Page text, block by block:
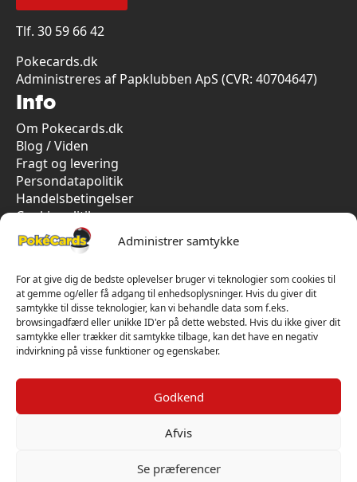
Administrer samtykke
For at give dig de bedste oplevelser bruger vi teknologier som cookies til
at gemme og/eller få adgang til enhedsoplysninger. Hvis du giver dit
samtykke til disse teknologier, kan vi behandle data som f.eks.
browsingadfærd eller unikke ID'er på dette websted. Hvis du ikke giver dit
samtykke eller trækker dit samtykke tilbage, kan det have en negativ
indvirkning på visse funktioner og egenskaber.
Godkend
Afvis
Se præferencer
Tlf. 30 59 66 42
Pokecards.dk
Administreres af Papklubben ApS (CVR: 40704647)
Info
Om Pokecards.dk
Blog / Viden
Fragt og levering
Persondatapolitik
Handelsbetingelser
Cookiepolitik
Vi har kun 5-stjernet anmeldelser på Trustpilot